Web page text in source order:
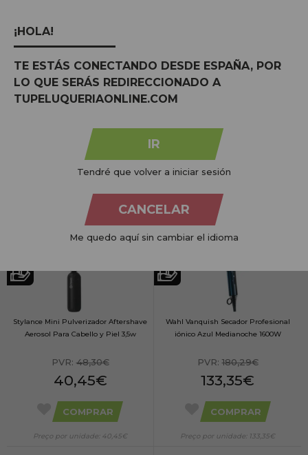
169,00€
159,85€
COMPRAR
Preço por unidade: 159,85€
200ml
PVR:
85,99€
COMPRAR
Preço por unidade: 85,99€
Stylance Mini Pulverizador Aftershave
Aerosol Para Cabello y Piel 3,5w
PVR:48,30€
40,45€
COMPRAR
Preço por unidade: 40,45€
Wahl Vanquish Secador Profesional
iónico Azul Medianoche 1600W
PVR:180,29€
133,35€
COMPRAR
Preço por unidade: 133,35€
¡HOLA!
TE ESTÁS CONECTANDO DESDE ESPAÑA, POR
LO QUE SERÁS REDIRECCIONADO A
TUPELUQUERIAONLINE.COM
IR
Tendré que volver a iniciar sesión
CANCELAR
Me quedo aquí sin cambiar el idioma